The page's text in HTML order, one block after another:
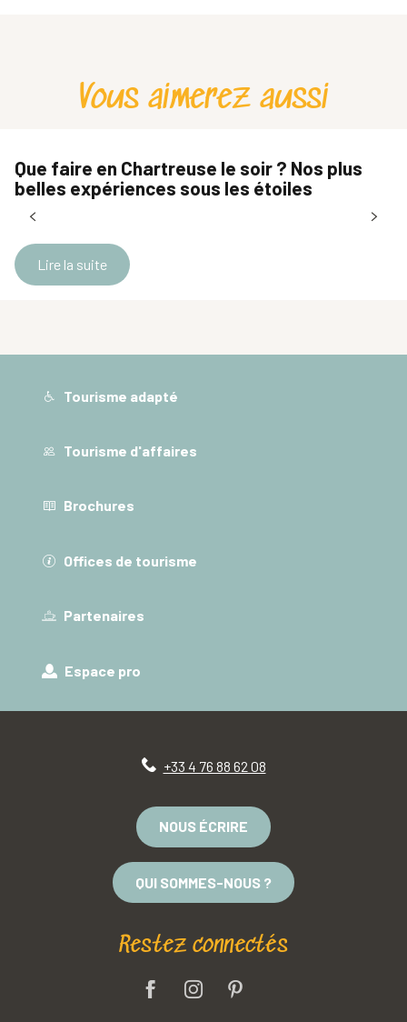
Vous aimerez aussi
Que faire en Chartreuse le soir ? Nos plus
belles expériences sous les étoiles
Lire la suite
Tourisme adapté
Tourisme d'affaires
Brochures
Offices de tourisme
Partenaires
Espace pro
+33 4 76 88 62 08
NOUS ÉCRIRE
QUI SOMMES-NOUS ?
Restez connectés